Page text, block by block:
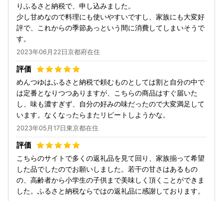
りふるさと納税で、申し込みました。
少し甘めなので料理にも使いやすいですし、家族にも大変好
評で、これからの季節あっという間に消費してしまいそうで
す。
2023年06月22日京都府在住
めんつゆはふるさと納税で頼むものとしては割と自分の中で
は定番となりつつありますが、こちらの商品はすぐ届いた
し、味も濃すぎず、自分の好みの味だったので大変満足して
います。なくなったらまたリピートしようかな。
2023年05月17日東京都在住
こちらのサイトで多くの返礼品を見て回り、家族揃って希望
した品でしたのでお願いしました。若干の甘さはあるもの
の、高齢者から小学生の子供まで美味しく頂くことができま
した。ふるさと納税ならではの返礼品に感謝しております。